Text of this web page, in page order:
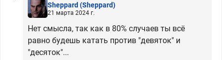
Sheppard(Sheppard)
21 марта 2024 г.
Нет смысла, так как в 80% случаев ты всё
равно будешь катать против "девяток" и
"десяток"...